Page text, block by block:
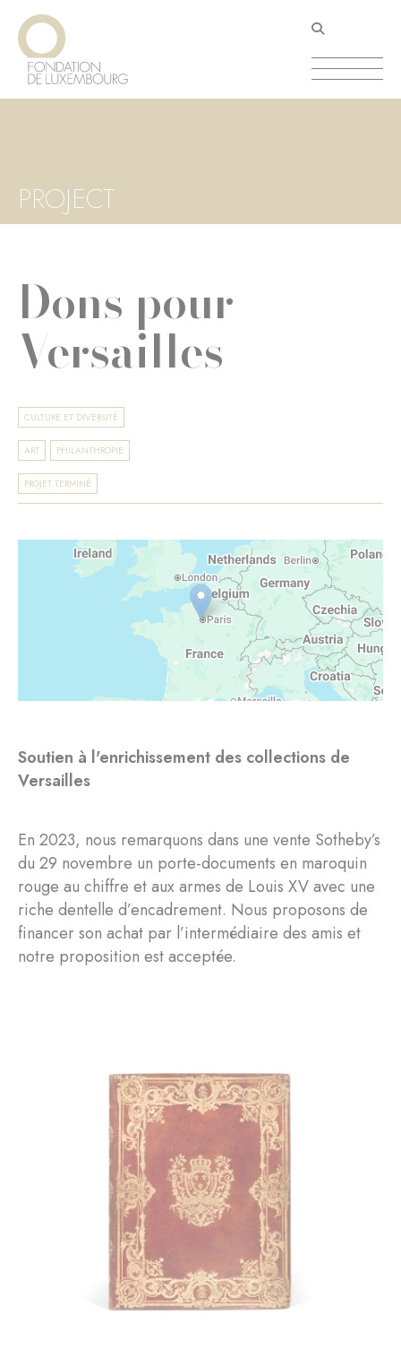
Aller
contenu
principal
PROJECT
Dons pour
Versailles
CULTURE ET DIVERSITÉ
ART PHILANTHROPIE
PROJET TERMINÉ
Soutien à l'enrichissement des collections de
Versailles
En 2023, nous remarquons dans une vente Sotheby’s
du 29 novembre un porte-documents en maroquin
rouge au chiffre et aux armes de Louis XV avec une
riche dentelle d’encadrement. Nous proposons de
financer son achat par l’intermédiaire des amis et
notre proposition est acceptée.
Panneau de gestion des cookies